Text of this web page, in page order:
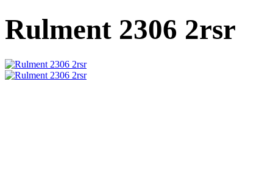
Rulment 2306 2rsr